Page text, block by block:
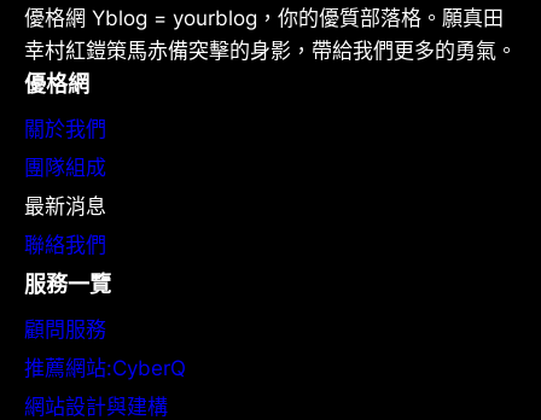
優格網 Yblog = yourblog，你的優質部落格。願真田
幸村紅鎧策馬赤備突擊的身影，帶給我們更多的勇氣。
優格網
關於我們
團隊組成
最新消息
聯絡我們
服務一覽
顧問服務
推薦網站:CyberQ
網站設計與建構